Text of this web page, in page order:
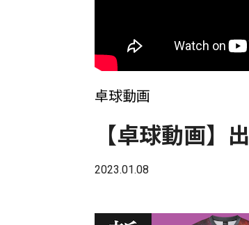
卓球動画
【卓球動画】
2023.01.08